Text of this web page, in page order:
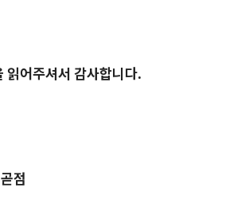
읽어주셔서 감사합니다.
점